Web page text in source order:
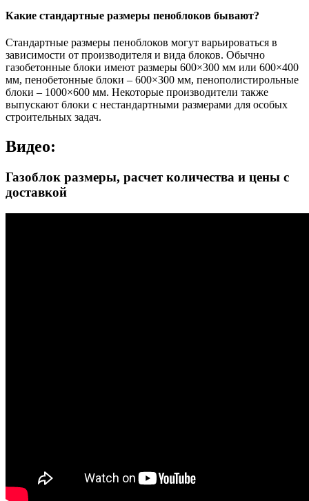
Какие стандартные размеры пеноблоков бывают?
Стандартные размеры пеноблоков могут варьироваться в
зависимости от производителя и вида блоков. Обычно
газобетонные блоки имеют размеры 600×300 мм или 600×400
мм, пенобетонные блоки – 600×300 мм, пенополистирольные
блоки – 1000×600 мм. Некоторые производители также
выпускают блоки с нестандартными размерами для особых
строительных задач.
Видео:
Газоблок размеры, расчет количества и цены с
доставкой